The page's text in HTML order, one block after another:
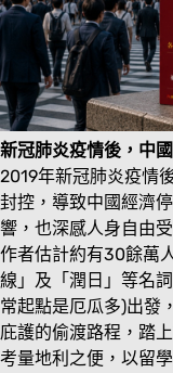
新冠肺炎疫情後，中
2019年新冠肺炎疫情
封控，導致中國經濟
響，也深感人身自由
作者估計約有30餘萬
線」及「潤日」等名
常起點是厄瓜多)出發
庇護的偷渡路程，踏
考量地利之便，以留